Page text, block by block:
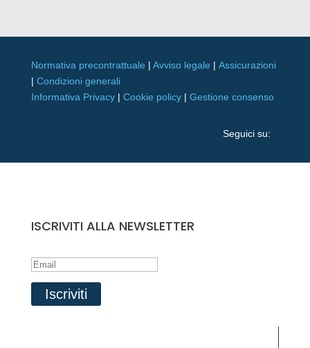
Normativa precontrattuale | Avviso legale | Assicurazioni
| Condizioni generali
Informativa Privacy| Cookie policy| Gestione consenso
Seguici su:
ISCRIVITI ALLA NEWSLETTER
Iscriviti